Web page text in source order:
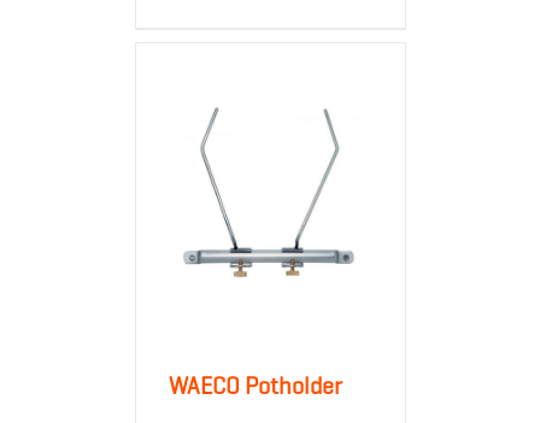
WAECO Potholder